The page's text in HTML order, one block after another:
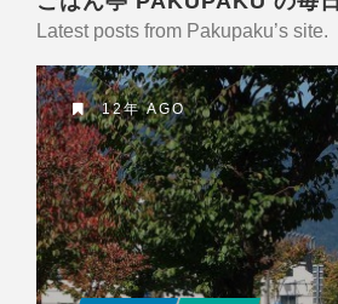
Latest posts from Pakupaku’s site.
12年 AGO